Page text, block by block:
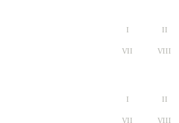
I II
VII VIII
I II
VII VIII